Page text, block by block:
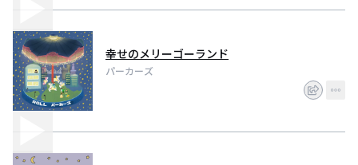
幸せのメリーゴーランド
パーカーズ